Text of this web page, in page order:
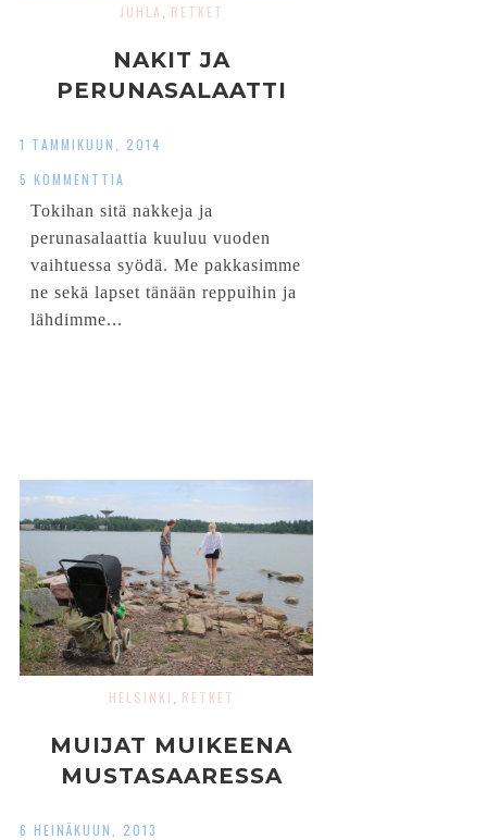
JUHLA RETKET
NAKIT JA
PERUNASALAATTI
1 TAMMIKUUN, 2014
5 KOMMENTTIA
Tokihan sitä nakkeja ja
perunasalaattia kuuluu vuoden
vaihtuessa syödä. Me pakkasimme
ne sekä lapset tänään reppuihin ja
lähdimme...
HELSINKI RETKET
MUIJAT MUIKEENA
MUSTASAARESSA
6 HEINÄKUUN, 2013